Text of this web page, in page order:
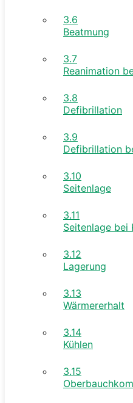
3.6
Beatmung
3.7
Reanimation
3.8
Defibrillation
3.9
Defibrillation
3.10
Seitenlage
3.11
Seitenlage bei
3.12
Lagerung
3.13
Wärmererhalt
3.14
Kühlen
3.15